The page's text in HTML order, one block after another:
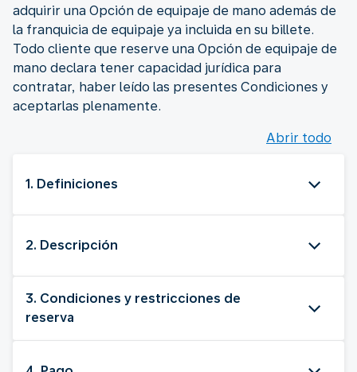
adquirir una Opción de equipaje de mano además de
la franquicia de equipaje ya incluida en su billete.
Todo cliente que reserve una Opción de equipaje de
mano declara tener capacidad jurídica para
contratar, haber leído las presentes Condiciones y
aceptarlas plenamente.
Abrir todo
1. Definiciones
2. Descripción
3. Condiciones y restricciones de
reserva